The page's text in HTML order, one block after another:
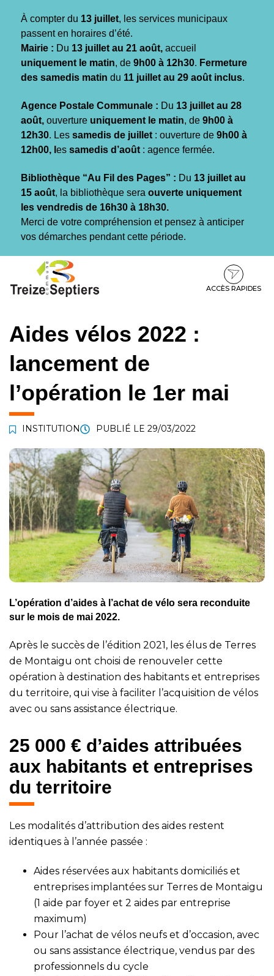
À compter du 13 juillet, les services municipaux
passent en horaires d’été.
Mairie : Du 13 juillet au 21 août, accueil
uniquement le matin, de 9h00 à 12h30. Fermeture
des samedis matin du 11 juillet au 29 août inclus.
Agence Postale Communale : Du 13 juillet au 28
août, ouverture uniquement le matin, de 9h00 à
12h30. Les samedis de juillet : ouverture de 9h00 à
12h00, l es samedis d’août : agence fermée.
Bibliothèque “Au Fil des Pages” : Du 13 juillet au
15 août, la bibliothèque sera ouverte uniquement
les vendredis de 16h30 à 18h30.
Merci de votre compréhension et pensez à anticiper
vos démarches pendant cette période.
contenu
pied
ACCÈS RAPIDES
Aides vélos 2022 :
lancement de
l’opération le 1er mai
INSTITUTION PUBLIÉ LE 29/03/2022
L’opération d’aides à l’achat de vélo sera reconduite
sur le mois de mai 2022.
Après le succès de l’édition 2021, les élus de Terres
de Montaigu ont choisi de renouveler cette
opération à destination des habitants et entreprises
du territoire, qui vise à faciliter l’acquisition de vélos
avec ou sans assistance électrique.
25 000 € d’aides attribuées
aux habitants et entreprises
du territoire
Les modalités d’attribution des aides restent
identiques à l’année passée :
Aides réservées aux habitants domiciliés et
entreprises implantées sur Terres de Montaigu
(1 aide par foyer et 2 aides par entreprise
maximum)
Pour l’achat de vélos neufs et d’occasion, avec
ou sans assistance électrique, vendus par des
professionnels du cycle